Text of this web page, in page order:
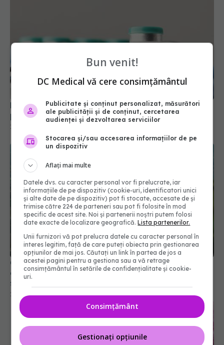
FDA aprobă vaccinul Novavax COVID, dar doar
pentru unii. Cine poate beneficia de el
19 mai 2025, 09:48
OMS a definit boala răspândită "prin aer", după
confuzia din perioada COVID. Oamenii de știință
spun că "ar fi putut să coste vieți"
22 apr 2024, 10:01
Bun venit!
DC Medical vă cere consimțământul
Publicitate și conținut personalizat, măsurători
ale publicității și de conținut, cercetarea
audienței și dezvoltarea serviciilor
Stocarea și/sau accesarea informațiilor de pe
un dispozitiv
Aflați mai multe
Datele dvs. cu caracter personal vor fi prelucrate, iar
informațiile de pe dispozitiv (cookie-uri, identificatori unici
și alte date de pe dispozitiv) pot fi stocate, accesate de și
trimise către 224 de parteneri sau pot fi folosite în mod
specific de acest site. Noi și partenerii noștri putem folosi
date exacte de localizare geografică.Lista partenerilor.
Unii furnizori vă pot prelucra datele cu caracter personal în
interes legitim, față de care puteți obiecta prin gestionarea
opțiunilor de mai jos. Căutați un link în partea de jos a
acestei pagini pentru a gestiona sau a vă retrage
consimțământul în setările de confidențialitate și cookie-
uri.
Consimțământ
Gestionați opțiunile